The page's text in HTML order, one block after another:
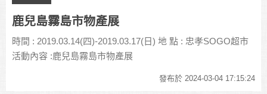
鹿兒島霧島市物產展
時間 : 2019.03.14(四)-2019.03.17(日) 地 點 : 忠孝SOGO超市
活動內容 :鹿兒島霧島市物產展
發布於 2024-03-04 17:15:24